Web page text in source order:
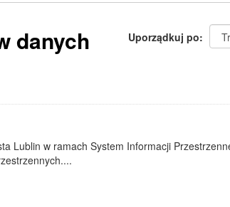
Uporządkuj po
danych
Lublin w ramach System Informacji